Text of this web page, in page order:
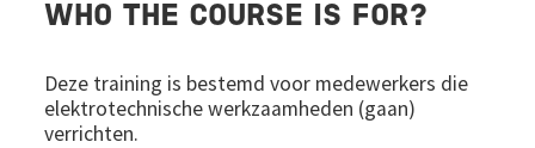
WHO THE COURSE IS FOR?
Deze training is bestemd voor medewerkers die
elektrotechnische werkzaamheden (gaan)
verrichten.